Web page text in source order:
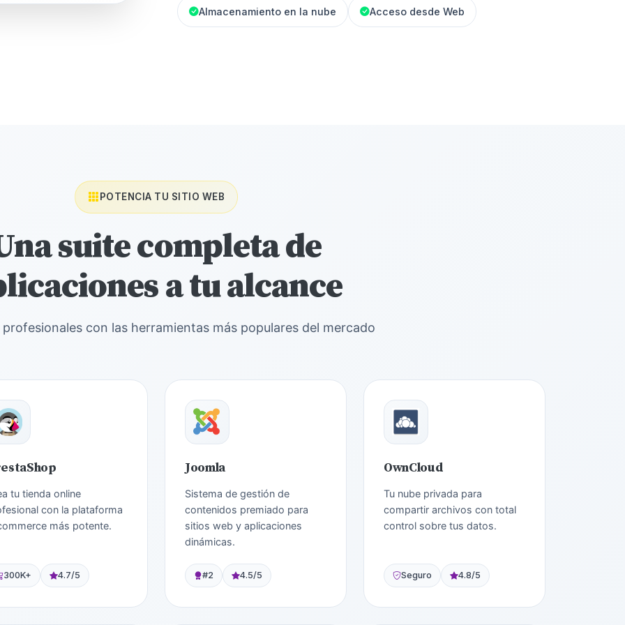
Almacenamiento en la nube Acceso desde Web
POTENCIA TU SITIO WEB
suite completa de
a tu alcance
con las herramientas más populares del mercado
tu tienda online
con la plataforma
más potente.
300K+ 4.7/5
Joomla
Sistema de gestión de
contenidos premiado para
sitios web y aplicaciones
dinámicas.
#2 4.5/5
OwnCloud
Tu nube privada para
compartir archivos con total
control sobre tus datos.
Seguro 4.8/5